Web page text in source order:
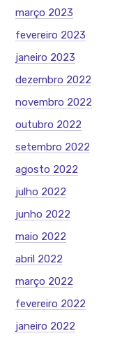
março 2023
fevereiro 2023
janeiro 2023
dezembro 2022
novembro 2022
outubro 2022
setembro 2022
agosto 2022
julho 2022
junho 2022
maio 2022
abril 2022
março 2022
fevereiro 2022
janeiro 2022